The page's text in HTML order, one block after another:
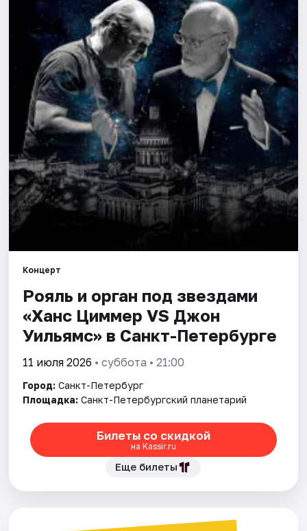
Города
Площадки
Артисты
Рейтинги
Концерт
Рояль и орган под звездами
«Ханс Циммер VS Джон
Уильямс» в Санкт-Петербурге
11 июля 2026 • суббота • 21:00
Город: Санкт-Петербург
Площадка: Санкт-Петербургский планетарий
Билеты со скидкой
на Kassir.ru
Еще билеты